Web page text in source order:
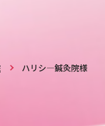
ハリシ―鍼灸院様